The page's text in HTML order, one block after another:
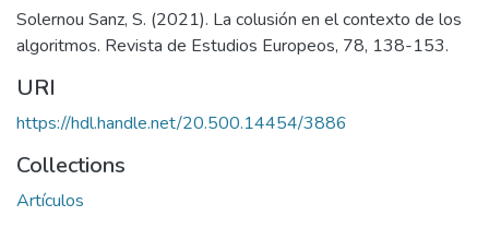
Solernou Sanz, S. (2021). La colusión en el contexto de los
algoritmos. Revista de Estudios Europeos, 78, 138-153.
URI
https://hdl.handle.net/20.500.14454/3886
Collections
Artículos